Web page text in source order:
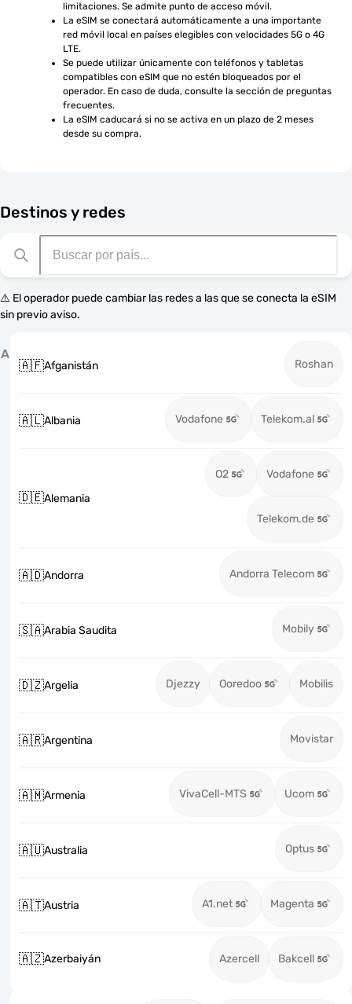
limitaciones. Se admite punto de acceso móvil.
La eSIM se conectará automáticamente a una importante
red móvil local en países elegibles con velocidades 5G o 4G
LTE.
Se puede utilizar únicamente con teléfonos y tabletas
compatibles con eSIM que no estén bloqueados por el
operador. En caso de duda, consulte la sección de preguntas
frecuentes.
La eSIM caducará si no se activa en un plazo de 2 meses
desde su compra.
Destinos y redes
⚠️ El operador puede cambiar las redes a las que se conecta la eSIM
sin previo aviso.
A
🇦🇫Afganistán Roshan
🇦🇱Albania Vodafone Telekom.al
🇩🇪Alemania
O2 Vodafone
Telekom.de
🇦🇩Andorra Andorra Telecom
🇸🇦Arabia Saudita Mobily
🇩🇿Argelia Djezzy Ooredoo Mobilis
🇦🇷Argentina Movistar
🇦🇲Armenia VivaCell-MTS Ucom
🇦🇺Australia Optus
🇦🇹Austria A1.net Magenta
🇦🇿Azerbaiyán Azercell Bakcell